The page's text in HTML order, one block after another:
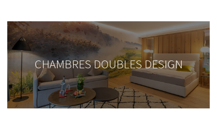
CHAMBRES DOUBLES DESIGN